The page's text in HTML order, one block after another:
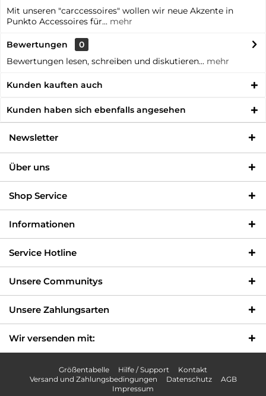
Mit unseren "carccessoires" wollen wir neue Akzente in
Punkto Accessoires für... mehr
Bewertungen
0
Bewertungen lesen, schreiben und diskutieren... mehr
Kunden kauften auch
Kunden haben sich ebenfalls angesehen
Newsletter
Über uns
Shop Service
Informationen
Service Hotline
Unsere Communitys
Unsere Zahlungsarten
Wir versenden mit:
Größentabelle Hilfe / Support
Kontakt
Versand und Zahlungsbedingungen
Datenschutz
AGB
Impressum